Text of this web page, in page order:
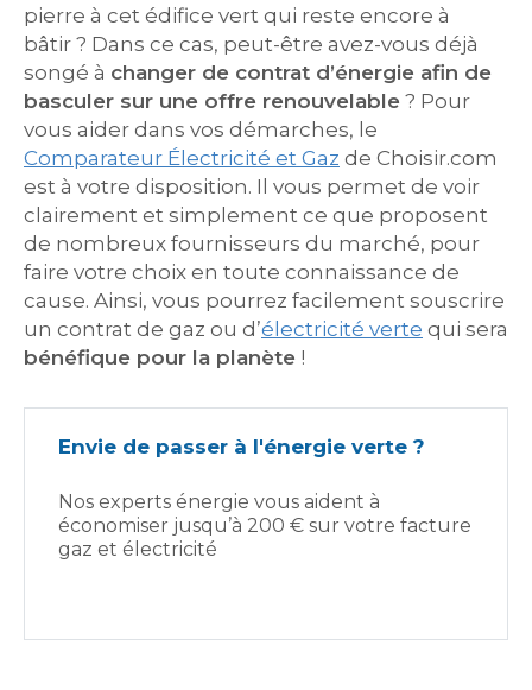
pierre à cet édifice vert qui reste encore à
bâtir ? Dans ce cas, peut-être avez-vous déjà
songé à changer de contrat d’énergie afin de
basculer sur une offre renouvelable ? Pour
vous aider dans vos démarches, le
Comparateur Électricité et Gaz de Choisir.com
est à votre disposition. Il vous permet de voir
clairement et simplement ce que proposent
de nombreux fournisseurs du marché, pour
faire votre choix en toute connaissance de
cause. Ainsi, vous pourrez facilement souscrire
un contrat de gaz ou d’électricité verte qui sera
bénéfique pour la planète !
Envie de passer à l'énergie verte ?
Nos experts énergie vous aident à
économiser jusqu’à 200 € sur votre facture
gaz et électricité